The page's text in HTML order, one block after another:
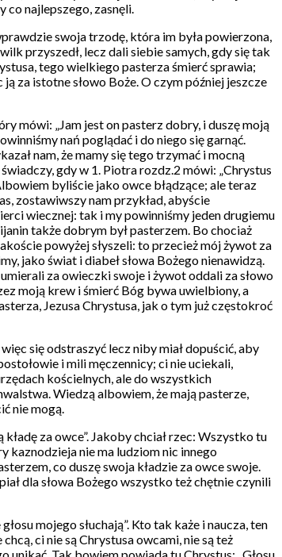
co najlepszego, zasnęli.
swoja trzodę, która im była powierzona,
przyszedł, lecz dali siebie samych, gdy się tak
tego wielkiego pasterza śmierć sprawia;
za istotne słowo Boże. O czym później jeszcze
mówi: „Jam jest on pasterz dobry, i duszę moją
nań poglądać i do niego się garnąć.
nam, że mamy się tego trzymać i mocną
gdy w 1. Piotra rozdz.2 mówi: „Chrystus
byliście jako owce błądzące; ale teraz
zostawiwszy nam przykład, abyście
wiecznej: tak i my powinniśmy jeden drugiemu
także dobrym był pasterzem. Bo chociaż
powyżej słyszeli: to przecież mój żywot za
jako świat i diabeł słowa Bożego nienawidzą.
za owieczki swoje i żywot oddali za słowo
moją krew i śmierć Bóg bywa uwielbiony, a
Jezusa Chrystusa, jak o tym już częstokroć
się odstraszyć lecz niby miał dopuścić, aby
i mili męczennicy; ci nie uciekali,
kościelnych, ale do wszystkich
Wiedzą albowiem, że mają pasterze,
nie mogą.
za owce”. Jakoby chciał rzec: Wszystko tu
kaznodzieja nie ma ludziom nic innego
co duszę swoja kładzie za owce swoje.
dla słowa Bożego wszystko też chętnie czynili
mojego słuchają”. Kto tak każe i naucza, ten
ci nie są Chrystusa owcami, nie są też